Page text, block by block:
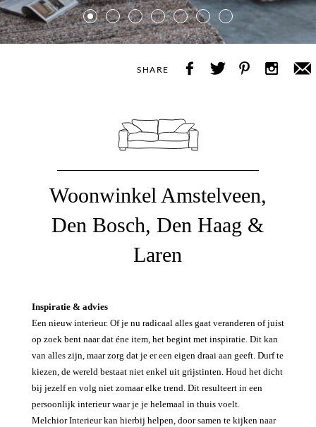
2
SHARE
Woonwinkel Amstelveen,
Den Bosch, Den Haag &
Laren
Inspiratie & advies
Een nieuw interieur. Of je nu radicaal alles gaat veranderen of juist
op zoek bent naar dat éne item, het begint met inspiratie. Dit kan
van alles zijn, maar zorg dat je er een eigen draai aan geeft. Durf te
kiezen, de wereld bestaat niet enkel uit grijstinten. Houd het dicht
bij jezelf en volg niet zomaar elke trend. Dit resulteert in een
persoonlijk interieur waar je je helemaal in thuis voelt.
Melchior Interieur kan hierbij helpen, door samen te kijken naar